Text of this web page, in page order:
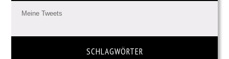
Meine Tweets
SCHLAGWÖRTER